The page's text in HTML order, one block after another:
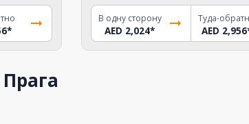
*
В одну сторону
AED 2,024*
Туда-
AED 2,956